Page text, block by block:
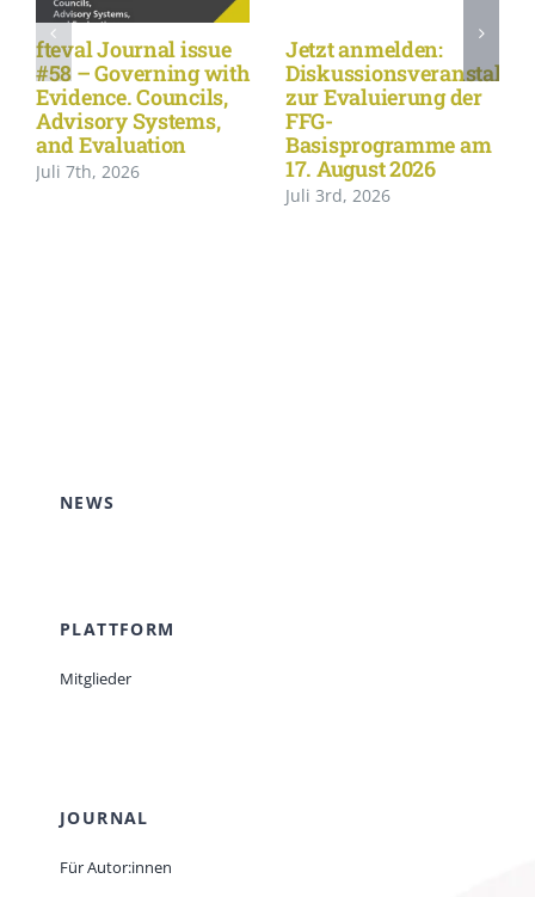
fteval Journal issue
#58 – Governing with
Evidence. Councils,
Advisory Systems,
and Evaluation
Juli 7th, 2026
Jetzt anmelden:
zur Evaluierung der
FFG-
Basisprogramme am
17. August 2026
Juli 3rd, 2026
NEWS
PLATTFORM
Mitglieder
JOURNAL
Für Autor:innen